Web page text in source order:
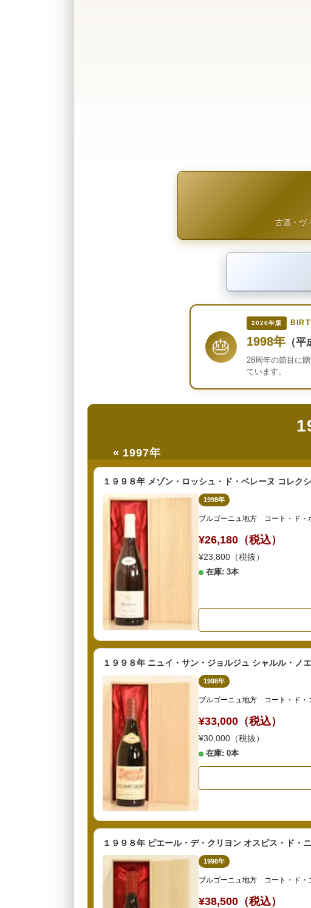
古酒・ヴ
🎂
2026年版
1998年 （
28周年の節目に贈
ています。
« 1997年
１９９８年 メゾン・ロッシュ・ド・ベレーヌ コレク
1998年
ブルゴーニュ地方 コート・ド
¥26,180（税込）
¥23,800（税抜）
在庫: 3本
１９９８年 ニュイ・サン・ジョルジュ シャルル・ノ
1998年
ブルゴーニュ地方 コート・ド
¥33,000（税込）
¥30,000（税抜）
在庫: 0本
１９９８年 ピエール・デ・クリヨン オスピス・ド・
1998年
ブルゴーニュ地方 コート・ド
¥38,500（税込）